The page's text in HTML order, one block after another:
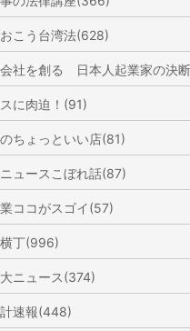
こう台湾法(628)
社を創る 日本人起業家の決
に肉迫！(91)
ちょっといい店(81)
ュースこぼれ話(87)
ココがスゴイ(57)
丁(996)
ニュース(374)
速報(448)